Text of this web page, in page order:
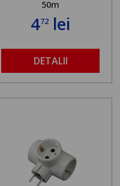
50m
472 lei
DETALII